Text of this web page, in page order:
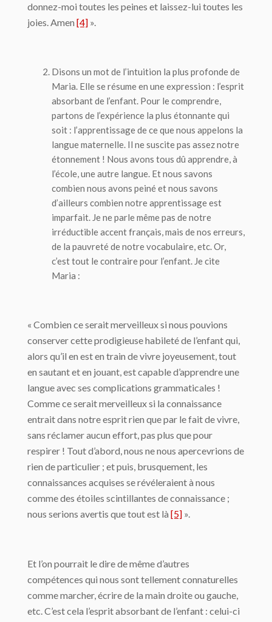
donnez-moi toutes les peines et laissez-lui toutes les
joies. Amen [4] ».
Disons un mot de l’intuition la plus profonde de
Maria. Elle se résume en une expression : l’esprit
absorbant de l’enfant. Pour le comprendre,
partons de l’expérience la plus étonnante qui
soit : l’apprentissage de ce que nous appelons la
langue maternelle. Il ne suscite pas assez notre
étonnement ! Nous avons tous dû apprendre, à
l’école, une autre langue. Et nous savons
combien nous avons peiné et nous savons
d’ailleurs combien notre apprentissage est
imparfait. Je ne parle même pas de notre
irréductible accent français, mais de nos erreurs,
de la pauvreté de notre vocabulaire, etc. Or,
c’est tout le contraire pour l’enfant. Je cite
Maria :
« Combien ce serait merveilleux si nous pouvions
conserver cette prodigieuse habileté de l’enfant qui,
alors qu’il en est en train de vivre joyeusement, tout
en sautant et en jouant, est capable d’apprendre une
langue avec ses complications grammaticales !
Comme ce serait merveilleux si la connaissance
entrait dans notre esprit rien que par le fait de vivre,
sans réclamer aucun effort, pas plus que pour
respirer ! Tout d’abord, nous ne nous apercevrions de
rien de particulier ; et puis, brusquement, les
connaissances acquises se révéleraient à nous
comme des étoiles scintillantes de connaissance ;
nous serions avertis que tout est là [5] ».
Et l’on pourrait le dire de même d’autres
compétences qui nous sont tellement connaturelles
comme marcher, écrire de la main droite ou gauche,
etc. C’est cela l’esprit absorbant de l’enfant : celui-ci